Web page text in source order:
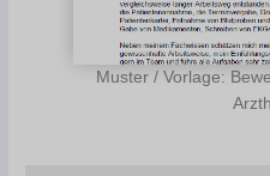
Muster / Vorlage: